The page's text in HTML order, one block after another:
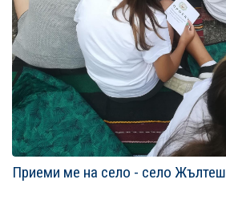
Приеми ме на село - село Жълтеш